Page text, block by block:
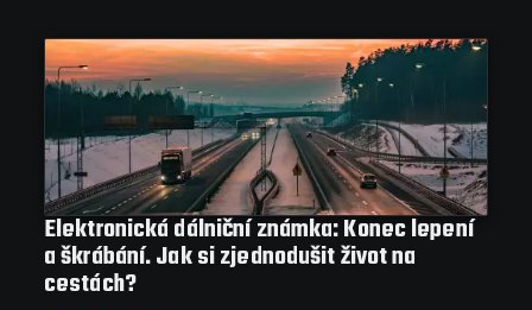
Elektronická dálniční známka: Konec lepení
a škrábání. Jak si zjednodušit život na
cestách?